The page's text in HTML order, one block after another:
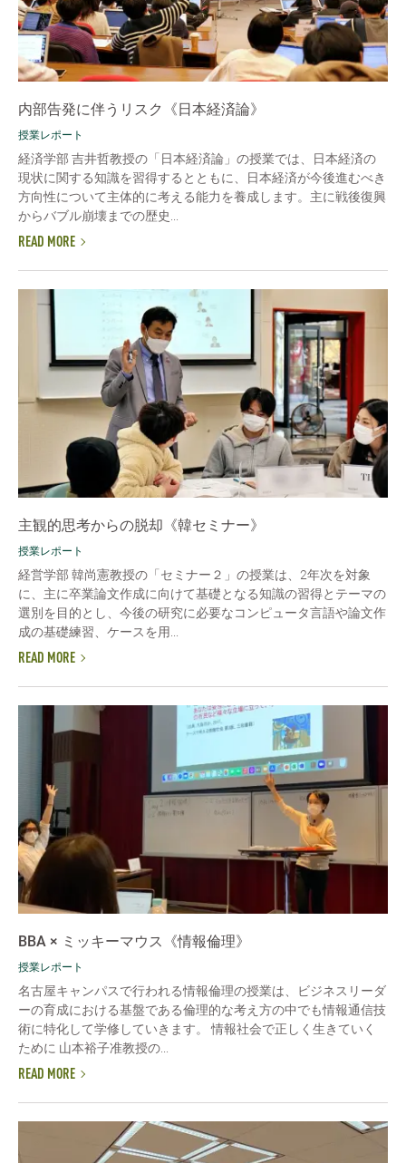
内部告発に伴うリスク《日本経済論》
授業レポート
経済学部 吉井哲教授の「日本経済論」の授業では、日本経済の
現状に関する知識を習得するとともに、日本経済が今後進むべき
方向性について主体的に考える能力を養成します。主に戦後復興
からバブル崩壊までの歴史...
READ MORE
主観的思考からの脱却《韓セミナー》
授業レポート
経営学部 韓尚憲教授の「セミナー２」の授業は、2年次を対象
に、主に卒業論文作成に向けて基礎となる知識の習得とテーマの
選別を目的とし、今後の研究に必要なコンピュータ言語や論文作
成の基礎練習、ケースを用...
READ MORE
BBA × ミッキーマウス《情報倫理》
授業レポート
名古屋キャンパスで行われる情報倫理の授業は、ビジネスリーダ
ーの育成における基盤である倫理的な考え方の中でも情報通信技
術に特化して学修していきます。 情報社会で正しく生きていく
ために 山本裕子准教授の...
READ MORE